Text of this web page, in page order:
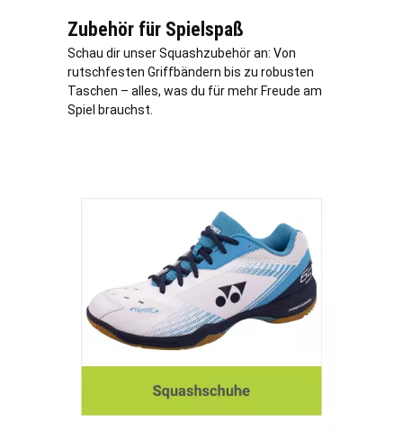
Zubehör für Spielspaß
Schau dir unser Squashzubehör an: Von
rutschfesten Griffbändern bis zu robusten
Taschen – alles, was du für mehr Freude am
Spiel brauchst.